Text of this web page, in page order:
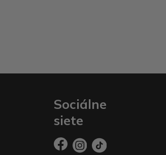
Sociálne
siete